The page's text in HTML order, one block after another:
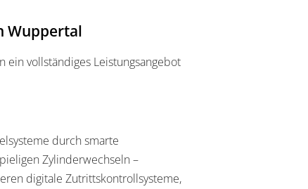
Wuppertal
vollständiges Leistungsangebot
durch smarte
Zylinderwechseln –
digitale Zutrittskontrollsysteme,